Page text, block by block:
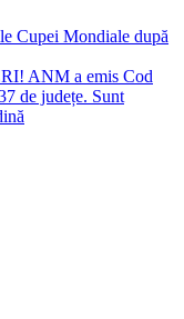
Cupei Mondiale după
ANM a emis Cod
de județe. Sunt